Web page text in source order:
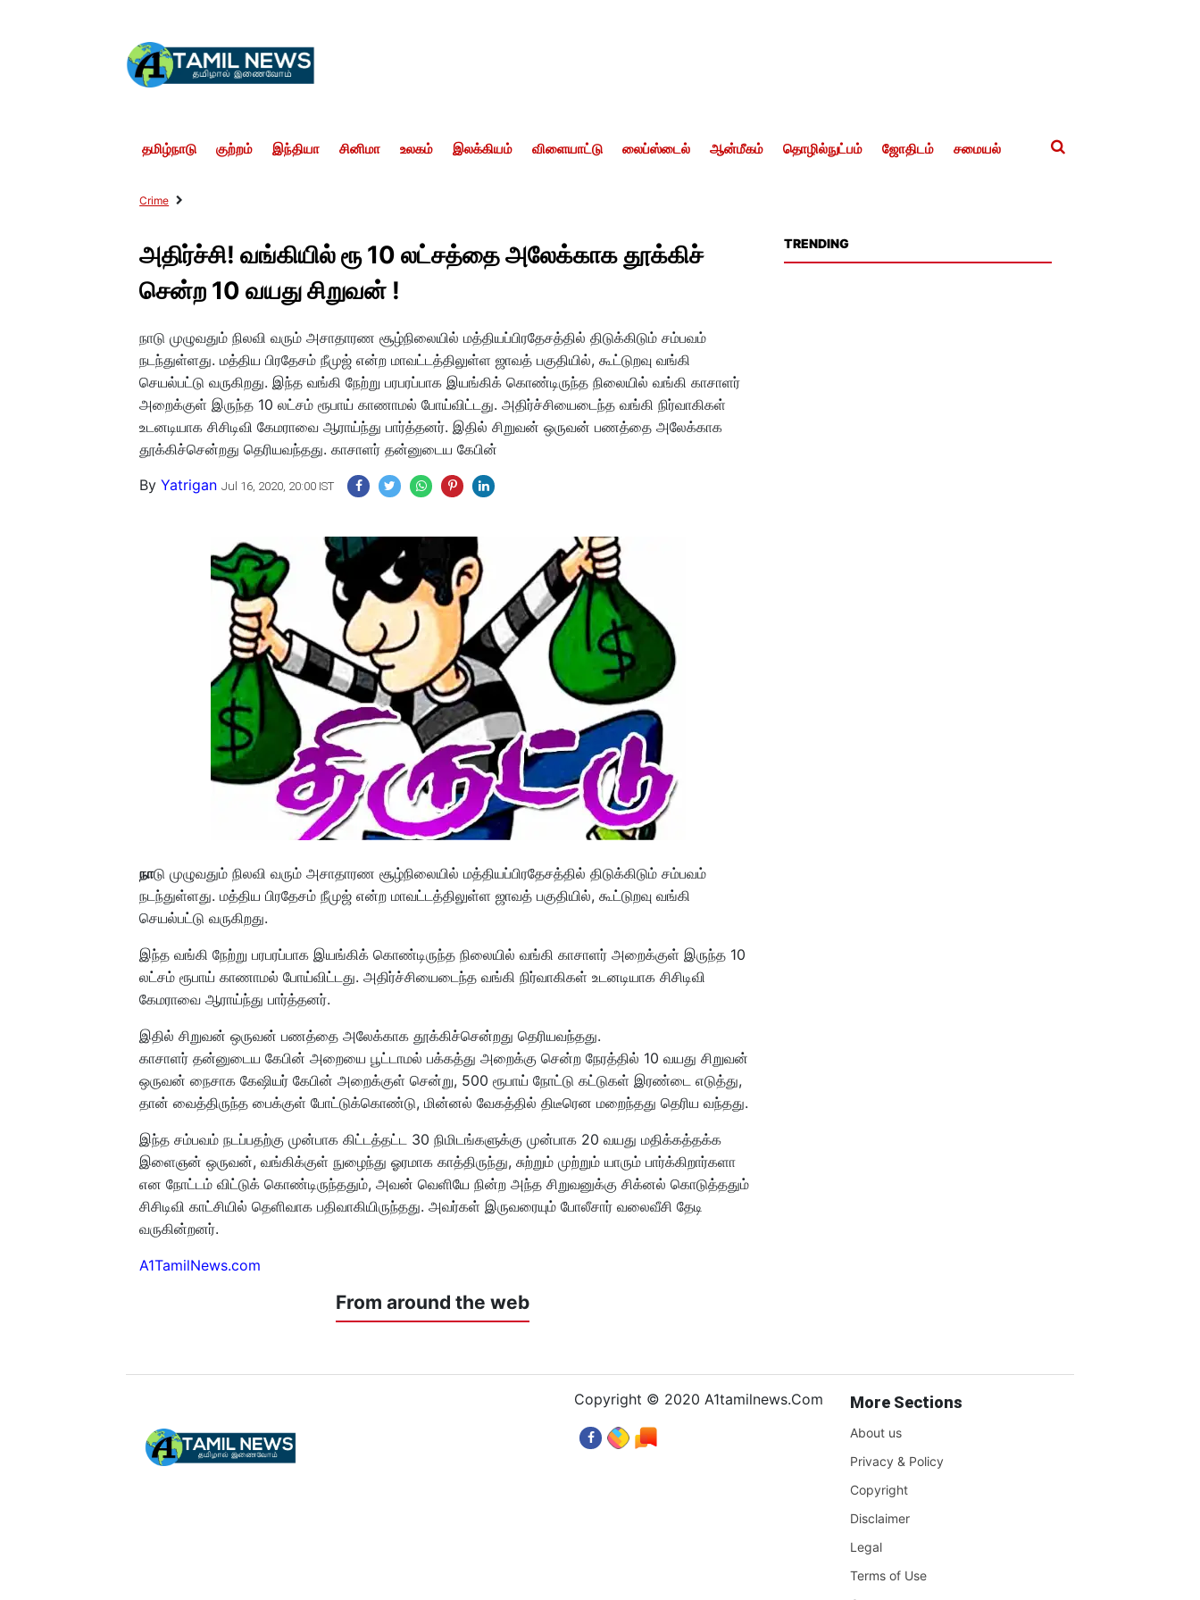
தமிழ்நாடு குற்றம் இந்தியா சினிமா உலகம் இலக்கியம் விளையாட்டு லைப்ஸ்டைல் ஆன்மீகம் தொழில்நுட்பம் ஜோதிடம் சமையல்
Crime
அதிர்ச்சி! வங்கியில் ரூ 10 லட்சத்தை அலேக்காக தூக்கிச்
சென்ற 10 வயது சிறுவன் !
நாடு முழுவதும் நிலவி வரும் அசாதாரண சூழ்நிலையில் மத்தியப்பிரதேசத்தில் திடுக்கிடும் சம்பவம்
நடந்துள்ளது. மத்திய பிரதேசம் நீமுஜ் என்ற மாவட்டத்திலுள்ள ஜாவத் பகுதியில், கூட்டுறவு வங்கி
செயல்பட்டு வருகிறது. இந்த வங்கி நேற்று பரபரப்பாக இயங்கிக் கொண்டிருந்த நிலையில் வங்கி காசாளர்
அறைக்குள் இருந்த 10 லட்சம் ரூபாய் காணாமல் போய்விட்டது. அதிர்ச்சியைடைந்த வங்கி நிர்வாகிகள்
உடனடியாக சிசிடிவி கேமராவை ஆராய்ந்து பார்த்தனர். இதில் சிறுவன் ஒருவன் பணத்தை அலேக்காக
தூக்கிச்சென்றது தெரியவந்தது. காசாளர் தன்னுடைய கேபின்
ByYatrigan Jul 16, 2020, 20:00 IST
நாடு முழுவதும் நிலவி வரும் அசாதாரண சூழ்நிலையில் மத்தியப்பிரதேசத்தில் திடுக்கிடும் சம்பவம்
நடந்துள்ளது. மத்திய பிரதேசம் நீமுஜ் என்ற மாவட்டத்திலுள்ள ஜாவத் பகுதியில், கூட்டுறவு வங்கி
செயல்பட்டு வருகிறது.
இந்த வங்கி நேற்று பரபரப்பாக இயங்கிக் கொண்டிருந்த நிலையில் வங்கி காசாளர் அறைக்குள் இருந்த 10
லட்சம் ரூபாய் காணாமல் போய்விட்டது. அதிர்ச்சியைடைந்த வங்கி நிர்வாகிகள் உடனடியாக சிசிடிவி
கேமராவை ஆராய்ந்து பார்த்தனர்.
இதில் சிறுவன் ஒருவன் பணத்தை அலேக்காக தூக்கிச்சென்றது தெரியவந்தது.
காசாளர் தன்னுடைய கேபின் அறையை பூட்டாமல் பக்கத்து அறைக்கு சென்ற நேரத்தில் 10 வயது சிறுவன்
ஒருவன் நைசாக கேஷியர் கேபின் அறைக்குள் சென்று, 500 ரூபாய் நோட்டு கட்டுகள் இரண்டை எடுத்து,
தான் வைத்திருந்த பைக்குள் போட்டுக்கொண்டு, மின்னல் வேகத்தில் திடீரென மறைந்தது தெரிய வந்தது.
இந்த சம்பவம் நடப்பதற்கு முன்பாக கிட்டத்தட்ட 30 நிமிடங்களுக்கு முன்பாக 20 வயது மதிக்கத்தக்க
இளைஞன் ஒருவன், வங்கிக்குள் நுழைந்து ஓரமாக காத்திருந்து, சுற்றும் முற்றும் யாரும் பார்க்கிறார்களா
என நோட்டம் விட்டுக் கொண்டிருந்ததும், அவன் வெளியே நின்ற அந்த சிறுவனுக்கு சிக்னல் கொடுத்ததும்
சிசிடிவி காட்சியில் தெளிவாக பதிவாகியிருந்தது. அவர்கள் இருவரையும் போலீசார் வலைவீசி தேடி
வருகின்றனர்.
A1TamilNews.com
From around the web
TRENDING
Copyright © 2020 A1tamilnews.Com More Sections
About us
Privacy & Policy
Copyright
Disclaimer
Legal
Terms of Use